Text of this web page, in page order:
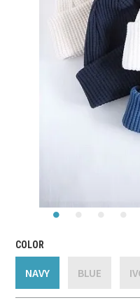
COLOR
NAVY BLUE